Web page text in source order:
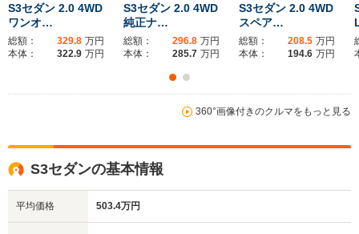
排気量
ホイールベース
-m
└市街地:8.2～
14.4km/L
1984cc
ホイールベース
-m
└市街地:7.1～
7.5km/L
ホイ
└市街地
7.7km/L
S3セダン 2.0 4WD
ワンオ…
総額： 329.8 万円
本体：
322.9 万円
S3セダン 2.0 4WD
純正ナ…
総額： 296.8 万円
本体：
285.7 万円
S3セダン 2.0 4WD
スペア…
総額： 208.5 万円
本体：
194.6 万円
360°画像付きのクルマをもっと見る
S3セダンの基本情報
平均価格 503.4万円